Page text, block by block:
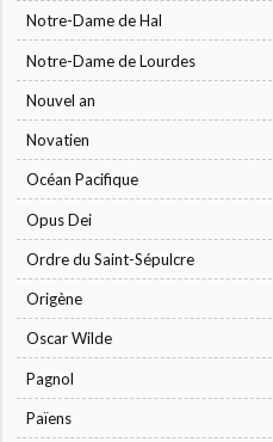
Notre-Dame de Hal
Notre-Dame de Lourdes
Nouvel an
Novatien
Océan Pacifique
Opus Dei
Ordre du Saint-Sépulcre
Origène
Oscar Wilde
Pagnol
Païens